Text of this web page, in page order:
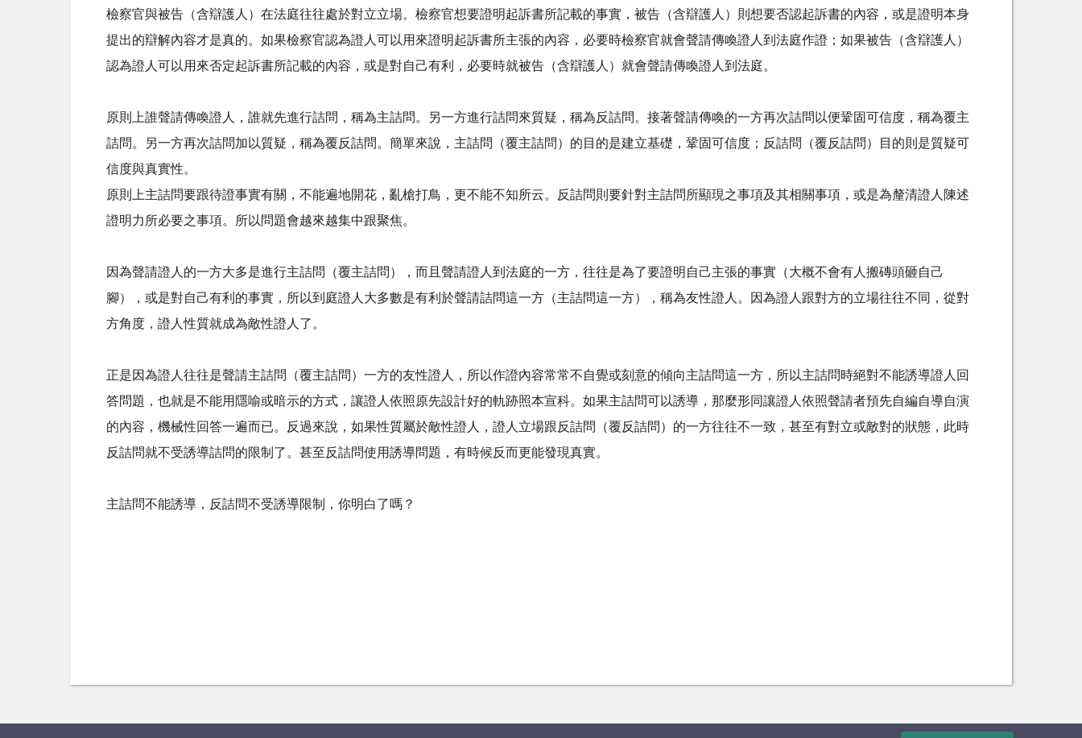
檢察官與被告（含辯護人）在法庭往往處於對立立場。檢察官想要證明起訴書所記載的事實，被告（含辯護人）則想要否認起訴書的內容，或是證明本身
提出的辯解內容才是真的。如果檢察官認為證人可以用來證明起訴書所主張的內容，必要時檢察官就會聲請傳喚證人到法庭作證；如果被告（含辯護人）
認為證人可以用來否定起訴書所記載的內容，或是對自己有利，必要時就被告（含辯護人）就會聲請傳喚證人到法庭。
原則上誰聲請傳喚證人，誰就先進行詰問，稱為主詰問。另一方進行詰問來質疑，稱為反詰問。接著聲請傳喚的一方再次詰問以便鞏固可信度，稱為覆主
詰問。另一方再次詰問加以質疑，稱為覆反詰問。簡單來說，主詰問（覆主詰問）的目的是建立基礎，鞏固可信度；反詰問（覆反詰問）目的則是質疑可
信度與真實性。
原則上主詰問要跟待證事實有關，不能遍地開花，亂槍打鳥，更不能不知所云。反詰問則要針對主詰問所顯現之事項及其相關事項，或是為釐清證人陳述
證明力所必要之事項。所以問題會越來越集中跟聚焦。
因為聲請證人的一方大多是進行主詰問（覆主詰問），而且聲請證人到法庭的一方，往往是為了要證明自己主張的事實（大概不會有人搬磚頭砸自己
腳），或是對自己有利的事實，所以到庭證人大多數是有利於聲請詰問這一方（主詰問這一方），稱為友性證人。因為證人跟對方的立場往往不同，從對
方角度，證人性質就成為敵性證人了。
正是因為證人往往是聲請主詰問（覆主詰問）一方的友性證人，所以作證內容常常不自覺或刻意的傾向主詰問這一方，所以主詰問時絕對不能誘導證人回
答問題，也就是不能用隱喻或暗示的方式，讓證人依照原先設計好的軌跡照本宣科。如果主詰問可以誘導，那麼形同讓證人依照聲請者預先自編自導自演
的內容，機械性回答一遍而已。反過來說，如果性質屬於敵性證人，證人立場跟反詰問（覆反詰問）的一方往往不一致，甚至有對立或敵對的狀態，此時
反詰問就不受誘導詰問的限制了。甚至反詰問使用誘導問題，有時候反而更能發現真實。
主詰問不能誘導，反詰問不受誘導限制，你明白了嗎？